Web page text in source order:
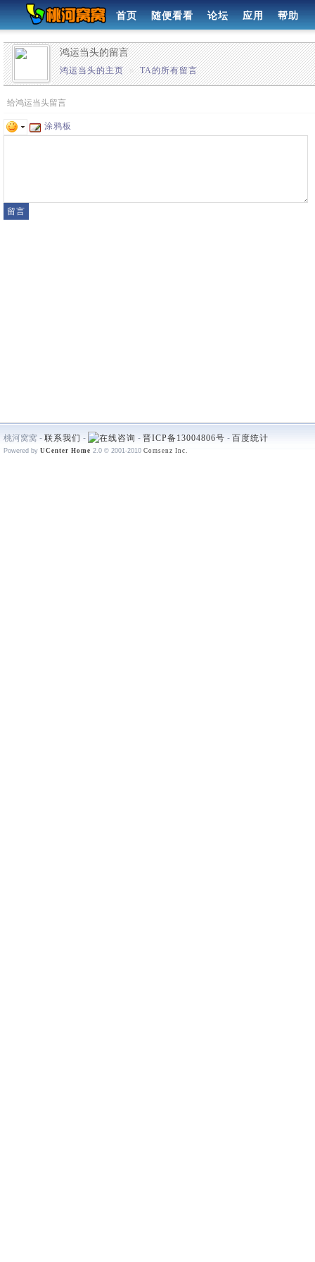
首页 随便看看 论坛 应用 帮助
鸿运当头的留言
鸿运当头的主页 » TA的所有留言
给鸿运当头留言
涂鸦板
桃河窝窝 - 联系我们 - - 晋ICP备13004806号 - 百度统计
Powered by UCenter Home 2.0 © 2001-2010 Comsenz Inc.